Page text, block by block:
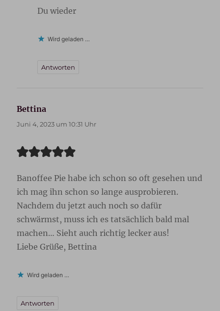
Du wieder
Wird geladen …
Antworten
Bettina
Juni 4, 2023 um 10:31 Uhr
Banoffee Pie habe ich schon so oft gesehen und
ich mag ihn schon so lange ausprobieren.
Nachdem du jetzt auch noch so dafür
schwärmst, muss ich es tatsächlich bald mal
machen… Sieht auch richtig lecker aus!
Liebe Grüße, Bettina
Wird geladen …
Antworten